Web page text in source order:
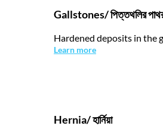
Gallstones/ পিত্তথলির
Hardened deposits in the
Learn more
Hernia/ হার্নিয়া